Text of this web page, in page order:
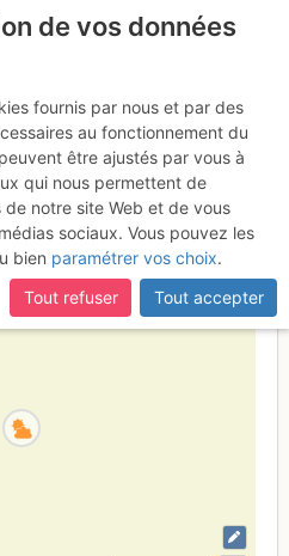
la Glière :
30 août 2015
Giffre - Aiguilles Rouges - Fiz
de vos données
fournis par nous et par des
au fonctionnement du
être ajustés par vous à
qui nous permettent de
notre site Web et de vous
sociaux. Vous pouvez les
bien paramétrer vos choix.
Tout refuser
Tout accepter